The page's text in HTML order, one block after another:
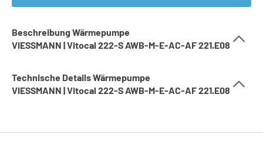
Beschreibung Wärmepumpe
VIESSMANN | Vitocal 222-S AWB-M-E-AC-AF 221.E08
Technische Details Wärmepumpe
VIESSMANN | Vitocal 222-S AWB-M-E-AC-AF 221.E08